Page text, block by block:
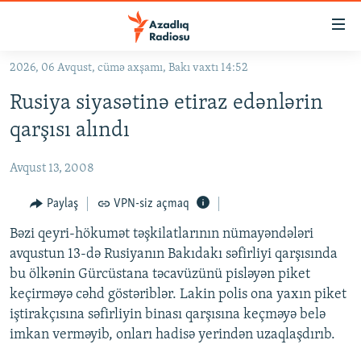
Əsas
qayıt
Əsas
naviqasiyaya
qayıt
#İZAHLA
KORRUPSIOMETR
#ƏSLINDƏ
FƏRQƏ BAX
QANUNI DOĞRU
ARAŞDIRMA
MULTIMEDIA
VIDEO
RADIO ARXIV
HAQQIMIZDA
2026, 06 Avqust, cümə axşamı, Bakı vaxtı 14:52
Rusiya siyasətinə etiraz edənlərin
qarşısı alındı
Avqust 13, 2008
Paylaş VPN-siz açmaq
Bəzi qeyri-hökumət təşkilatlarının nümayəndələri
avqustun 13-də Rusiyanın Bakıdakı səfirliyi qarşısında
bu ölkənin Gürcüstana təcavüzünü pisləyən piket
keçirməyə cəhd göstəriblər. Lakin polis ona yaxın piket
iştirakçısına səfirliyin binası qarşısına keçməyə belə
imkan verməyib, onları hadisə yerindən uzaqlaşdırıb.